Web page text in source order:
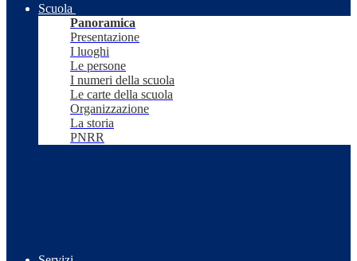
Scuola
Panoramica
Presentazione
I luoghi
Le persone
I numeri della scuola
Le carte della scuola
Organizzazione
La storia
PNRR